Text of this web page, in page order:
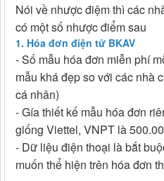
Nói về nhược điệm thì các
có một số nhược điểm sau
1. Hóa đơn điện tử BKAV
- Số mẫu hóa đơn miễn phí
mẫu khá đẹp so với các nhà
cá nhân)
- Gía thiết kế mẫu hóa đơn
giống Viettel, VNPT là
- Dữ liệu điện thoại là bắt
muốn thể hiện trên hóa đơn